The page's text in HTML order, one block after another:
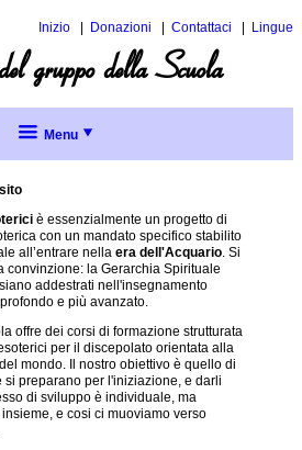
Inizio Donazioni Contattaci
Lingue
gruppo della Scuola
Menu
è essenzialmente un progetto di
con un mandato specifico stabilito
all’entrare nella era dell'Acquario . Si
convinzione: la Gerarchia Spirituale
addestrati nell'insegnamento
e più avanzato.
offre dei corsi di formazione strutturata
per il discepolato orientata alla
mondo. Il nostro obiettivo è quello di
preparano per l'iniziazione, e darli
di sviluppo è individuale, ma
e cosi ci muoviamo verso